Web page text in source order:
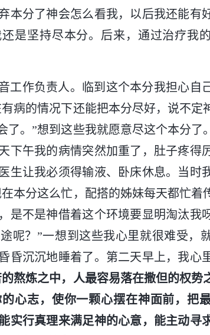
本分了神会怎么看我，以后我还能有
是坚持尽本分。后来，通过治疗我
工作负责人。临到这个本分我担心自
病的情况下还能把本分尽好，说不定
了。”想到这些我就愿意尽这个本分了
下午我的病情突然加重了，肚子疼得
生让我必须得输液、卧床休息。当时
本分这么忙，配搭的姊妹每天都忙着
是不是神借着这个环境要显明淘汰我
呢？”一想到这些我心里就很难受，
昏沉沉地睡着了。第二天早上，我心
熬炼之中，人最容易落在撒但的权势
心志，使你一颗心摆在神面前，把
实行真理来满足神的心意，能主动寻